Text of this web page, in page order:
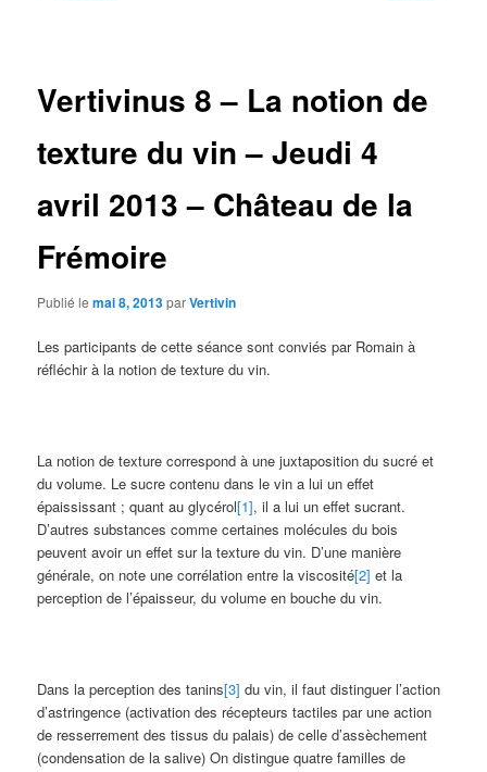
Vertivinus 8 – La notion de
texture du vin – Jeudi 4
avril 2013 – Château de la
Frémoire
Publié lemai 8, 2013parVertivin
Les participants de cette séance sont conviés par Romain à
réfléchir à la notion de texture du vin.
La notion de texture correspond à une juxtaposition du sucré et
du volume. Le sucre contenu dans le vin a lui un effet
épaississant ; quant au glycérol[1], il a lui un effet sucrant.
D’autres substances comme certaines molécules du bois
peuvent avoir un effet sur la texture du vin. D’une manière
générale, on note une corrélation entre la viscosité[2] et la
perception de l’épaisseur, du volume en bouche du vin.
Dans la perception des tanins[3] du vin, il faut distinguer l’action
d’astringence (activation des récepteurs tactiles par une action
de resserrement des tissus du palais) de celle d’assèchement
(condensation de la salive) On distingue quatre familles de